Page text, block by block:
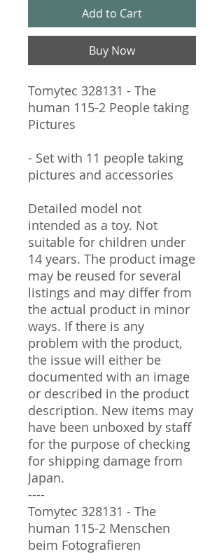
Add to Cart
Buy Now
Tomytec 328131 - The
human 115-2 People taking
Pictures
- Set with 11 people taking
pictures and accessories
Detailed model not
intended as a toy. Not
suitable for children under
14 years. The product image
may be reused for several
listings and may differ from
the actual product in minor
ways. If there is any
problem with the product,
the issue will either be
documented with an image
or described in the product
description. New items may
have been unboxed by staff
for the purpose of checking
for shipping damage from
Japan.
----
Tomytec 328131 - The
human 115-2 Menschen
beim Fotografieren